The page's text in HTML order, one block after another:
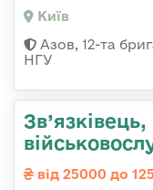
Київ
Азов, 12-та
НГУ
Зв’язківець,
від 25000 до